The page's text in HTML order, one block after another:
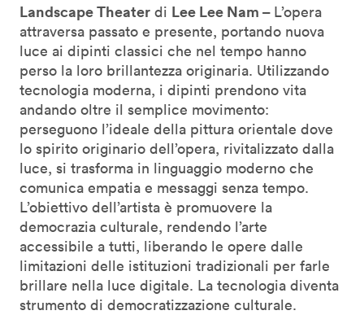
Landscape Theater di Lee Lee Nam – L’opera
attraversa passato e presente, portando nuova
luce ai dipinti classici che nel tempo hanno
perso la loro brillantezza originaria. Utilizzando
tecnologia moderna, i dipinti prendono vita
andando oltre il semplice movimento:
perseguono l’ideale della pittura orientale dove
lo spirito originario dell’opera, rivitalizzato dalla
luce, si trasforma in linguaggio moderno che
comunica empatia e messaggi senza tempo.
L’obiettivo dell’artista è promuovere la
democrazia culturale, rendendo l’arte
accessibile a tutti, liberando le opere dalle
limitazioni delle istituzioni tradizionali per farle
brillare nella luce digitale. La tecnologia diventa
strumento di democratizzazione culturale.